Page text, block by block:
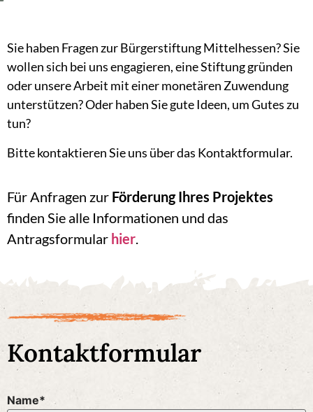
Sie haben Fragen zur Bürgerstiftung Mittelhessen? Sie
wollen sich bei uns engagieren, eine Stiftung gründen
oder unsere Arbeit mit einer monetären Zuwendung
unterstützen? Oder haben Sie gute Ideen, um Gutes zu
tun?
Bitte kontaktieren Sie uns über das Kontaktformular.
Für Anfragen zur Förderung Ihres Projektes
finden Sie alle Informationen und das
Antragsformular hier.
Kontaktformular
Name*